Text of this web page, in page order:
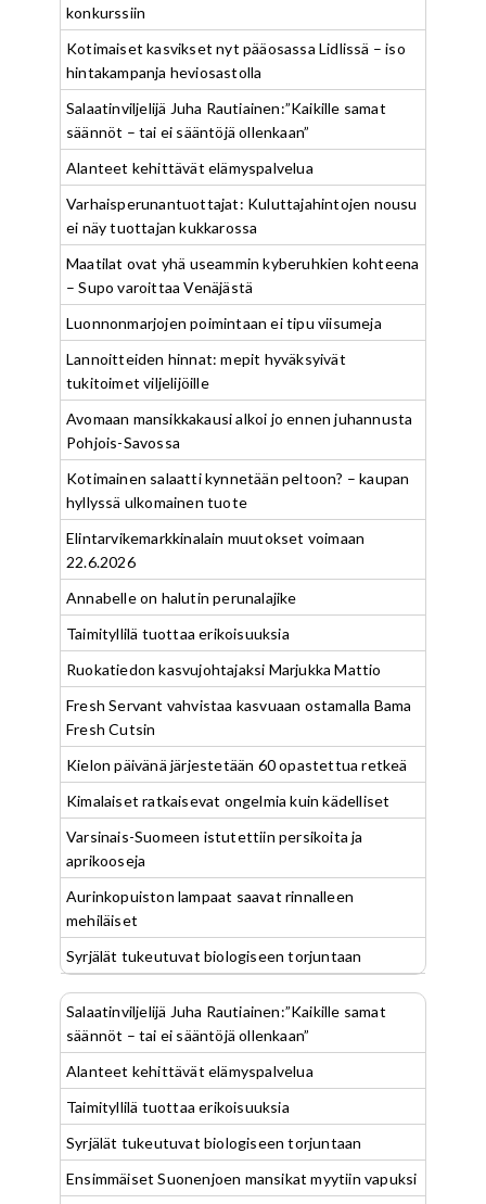
konkurssiin
Kotimaiset kasvikset nyt pääosassa Lidlissä – iso
hintakampanja heviosastolla
Salaatinviljelijä Juha Rautiainen:”Kaikille samat
säännöt – tai ei sääntöjä ollenkaan”
Alanteet kehittävät elämyspalvelua
Varhaisperunantuottajat: Kuluttajahintojen nousu
ei näy tuottajan kukkarossa
Maatilat ovat yhä useammin kyberuhkien kohteena
– Supo varoittaa Venäjästä
Luonnonmarjojen poimintaan ei tipu viisumeja
Lannoitteiden hinnat: mepit hyväksyivät
tukitoimet viljelijöille
Avomaan mansikkakausi alkoi jo ennen juhannusta
Pohjois-Savossa
Kotimainen salaatti kynnetään peltoon? – kaupan
hyllyssä ulkomainen tuote
Elintarvikemarkkinalain muutokset voimaan
22.6.2026
Annabelle on halutin perunalajike
Taimityllilä tuottaa erikoisuuksia
Ruokatiedon kasvujohtajaksi Marjukka Mattio
Fresh Servant vahvistaa kasvuaan ostamalla Bama
Fresh Cutsin
Kielon päivänä järjestetään 60 opastettua retkeä
Kimalaiset ratkaisevat ongelmia kuin kädelliset
Varsinais-Suomeen istutettiin persikoita ja
aprikooseja
Aurinkopuiston lampaat saavat rinnalleen
mehiläiset
Syrjälät tukeutuvat biologiseen torjuntaan
Salaatinviljelijä Juha Rautiainen:”Kaikille samat
säännöt – tai ei sääntöjä ollenkaan”
Alanteet kehittävät elämyspalvelua
Taimityllilä tuottaa erikoisuuksia
Syrjälät tukeutuvat biologiseen torjuntaan
Ensimmäiset Suonenjoen mansikat myytiin vapuksi